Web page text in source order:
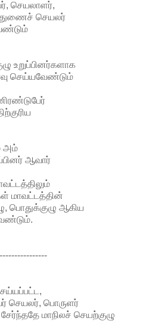
செயலாளர்,
செயலர்
உறுப்பினர்களாக
செய்யவேண்டும்
அம்
ஆவார்
மாவட்டத்தின்
பொதுக்குழு ஆகிய
செயலர், பொருளர்
மாநிலச் செயற்குழு